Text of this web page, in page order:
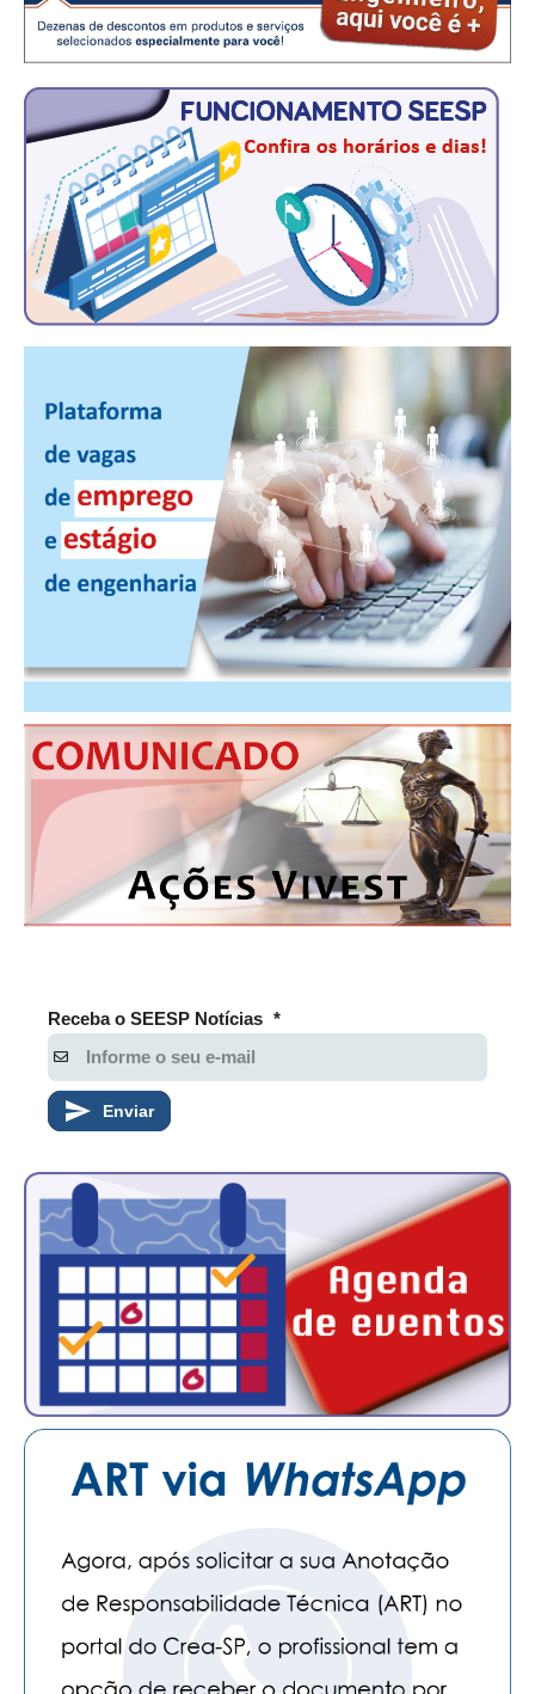
SEESPPREV
CONSÓRCIOS
CAMPANHAS SALARIAIS
COMUNICAÇÃO
PALAVRA DO MURILO
NOTÍCIAS
SEESP NOTÍCIAS
NOTÍCIAS NO WHATSAPP
FOTOS
PUBLICIDADE
MANUAL DE REDAÇÃO
RELEASES
CONTATO
CADASTRO
ASSOCIE-SE
NÚCLEO JOVEM
Receba o SEESP Notícias *
Enviar